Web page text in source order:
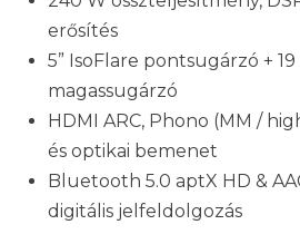
erősítés
5” IsoFlare pontsugárzó +
magassugárzó
HDMI ARC, Phono (MM /
és optikai bemenet
Bluetooth 5.0 aptX HD &
digitális jelfeldolgozás